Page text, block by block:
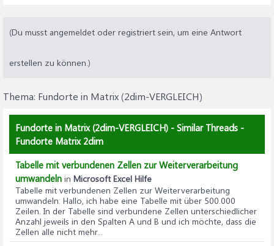
(Du musst angemeldet oder registriert sein, um eine Antwort
erstellen zu können.)
Thema: Fundorte in Matrix (2dim-VERGLEICH)
Fundorte in Matrix (2dim-VERGLEICH) - Similar Threads -
Fundorte Matrix 2dim
Tabelle mit verbundenen Zellen zur Weiterverarbeitung
umwandeln in Microsoft Excel Hilfe
Tabelle mit verbundenen Zellen zur Weiterverarbeitung
umwandeln: Hallo, ich habe eine Tabelle mit über 500.000
Zeilen. In der Tabelle sind verbundene Zellen unterschiedlicher
Anzahl jeweils in den Spalten A und B und ich möchte, dass die
Zellen alle nicht mehr...